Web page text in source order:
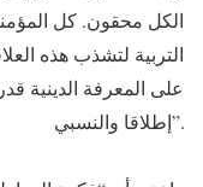
الكل محقون. كل
التربية لتشذب هذه
على المعرفة الدينية
إطلاقا والنسبي”.